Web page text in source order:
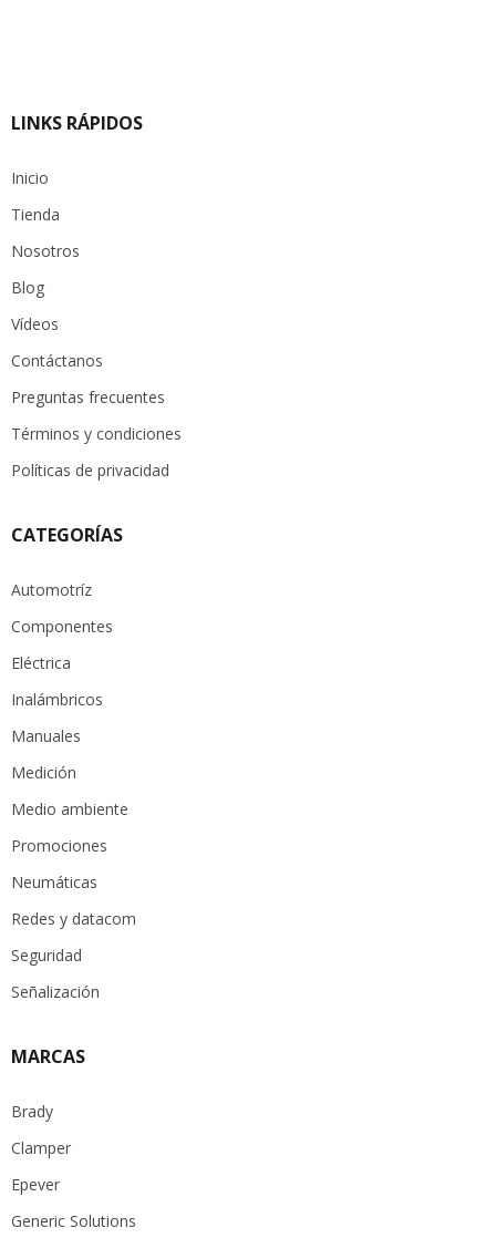
LINKS RÁPIDOS
Inicio
Tienda
Nosotros
Blog
Vídeos
Contáctanos
Preguntas frecuentes
Términos y condiciones
Políticas de privacidad
CATEGORÍAS
Automotríz
Componentes
Eléctrica
Inalámbricos
Manuales
Medición
Medio ambiente
Promociones
Neumáticas
Redes y datacom
Seguridad
Señalización
MARCAS
Brady
Clamper
Epever
Generic Solutions